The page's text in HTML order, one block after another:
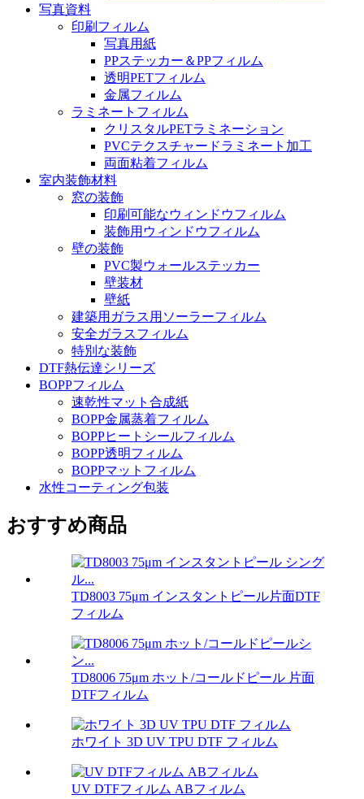
写真資料
印刷フィルム
写真用紙
PPステッカー＆PPフィルム
透明PETフィルム
金属フィルム
ラミネートフィルム
クリスタルPETラミネーション
PVCテクスチャードラミネート加工
両面粘着フィルム
室内装飾材料
窓の装飾
印刷可能なウィンドウフィルム
装飾用ウィンドウフィルム
壁の装飾
PVC製ウォールステッカー
壁装材
壁紙
建築用ガラス用ソーラーフィルム
安全ガラスフィルム
特別な装飾
DTF熱伝達シリーズ
BOPPフィルム
速乾性マット合成紙
BOPP金属蒸着フィルム
BOPPヒートシールフィルム
BOPP透明フィルム
BOPPマットフィルム
水性コーティング包装
おすすめ商品
TD8003 75μm インスタントピール片面DTF
フィルム
TD8006 75μm ホット/コールドピール 片面
DTFフィルム
ホワイト 3D UV TPU DTF フィルム
UV DTFフィルム ABフィルム